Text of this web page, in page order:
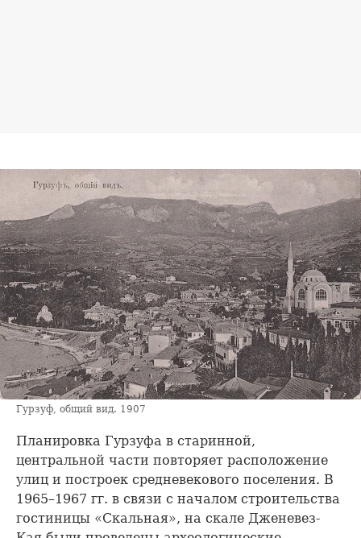
Гурзуф, общий вид. 1907
Планировка Гурзуфа в старинной,
центральной части повторяет расположение
улиц и построек средневекового поселения. В
1965–1967 гг. в связи с началом строительства
гостиницы «Скальная», на скале Дженевез-